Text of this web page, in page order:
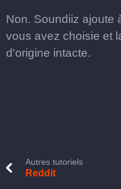
Non. Soundiiz ajoute
vous avez choisie et
d'origine intacte.
Autres tutoriels
Reddit